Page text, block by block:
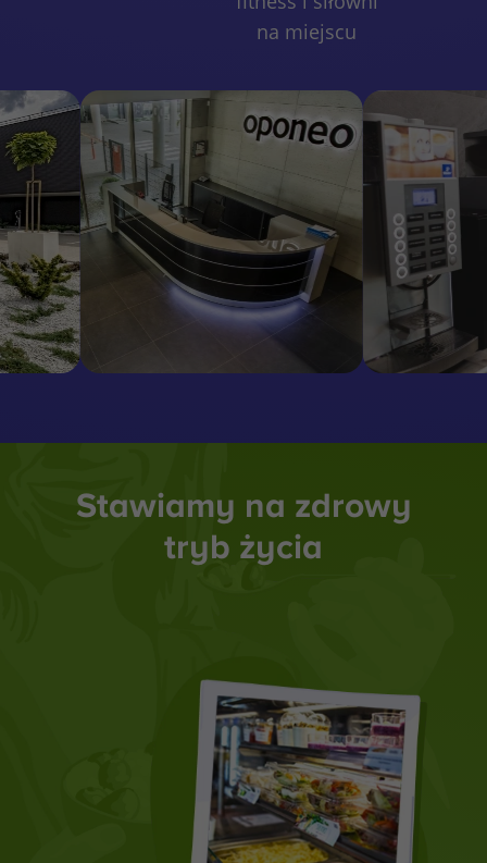
na miejscu
Stawiamy na zdrowy
tryb życia